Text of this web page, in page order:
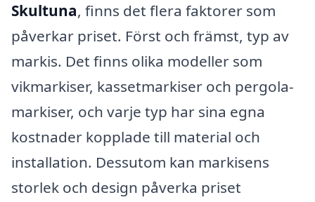
Skultuna, finns det flera faktorer som
påverkar priset. Först och främst, typ av
markis. Det finns olika modeller som
vikmarkiser, kassetmarkiser och pergola-
markiser, och varje typ har sina egna
kostnader kopplade till material och
installation. Dessutom kan markisens
storlek och design påverka priset